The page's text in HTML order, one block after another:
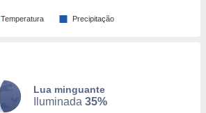
Temperatura Precipitação
Lua minguante
Iluminada 35%